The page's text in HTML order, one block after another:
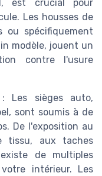
est crucial pour
Les housses de
ou spécifiquement
modèle, jouent un
contre l'usure
: Les sièges auto,
sont soumis à de
De l'exposition au
tissu, aux taches
de multiples
intérieur. Les